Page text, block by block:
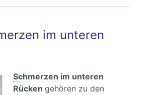
im unteren
Schmerzen im unteren
Rücken gehören zu den